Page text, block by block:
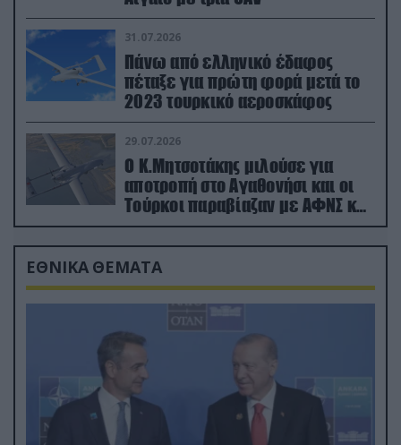
31.07.2026
Πάνω από ελληνικό έδαφος
πέταξε για πρώτη φορά μετά το
2023 τουρκικό αεροσκάφος
29.07.2026
Ο Κ.Μητσοτάκης μιλούσε για
αποτροπή στο Αγαθονήσι και οι
Τούρκοι παραβίαζαν με ΑΦΝΣ και
drone
ΕΘΝΙΚΑ ΘΕΜΑΤΑ